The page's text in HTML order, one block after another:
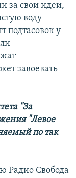
за свои идеи,
воду
подтасовок у
завоевать
"За
"Левое
по так
Радио Свобода